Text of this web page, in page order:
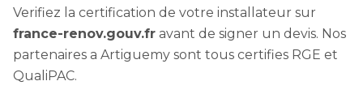
Verifiez la certification de votre installateur sur
france-renov.gouv.fr avant de signer un devis. Nos
partenaires a Artiguemy sont tous certifies RGE et
QualiPAC.